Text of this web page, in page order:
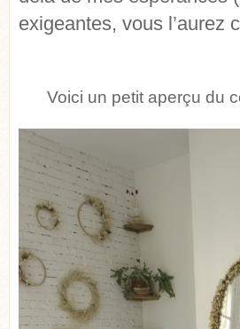
exigeantes, vous l’aurez
Voici un petit aperçu du